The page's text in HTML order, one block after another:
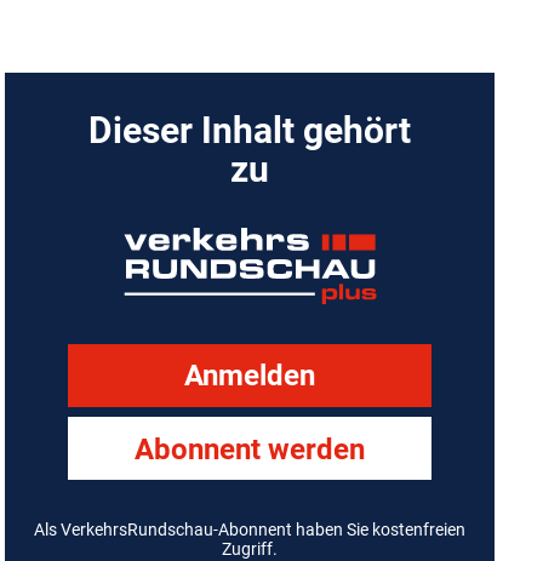
Dieser Inhalt gehört
zu
Anmelden
Abonnent werden
Als VerkehrsRundschau-Abonnent haben Sie kostenfreien
Zugriff.